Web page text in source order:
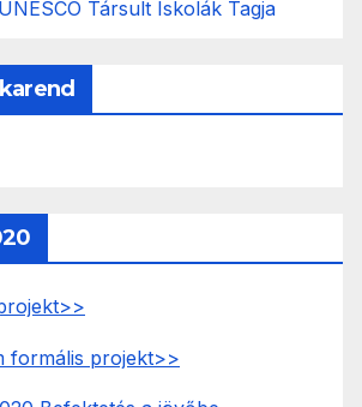
formális projekt>>